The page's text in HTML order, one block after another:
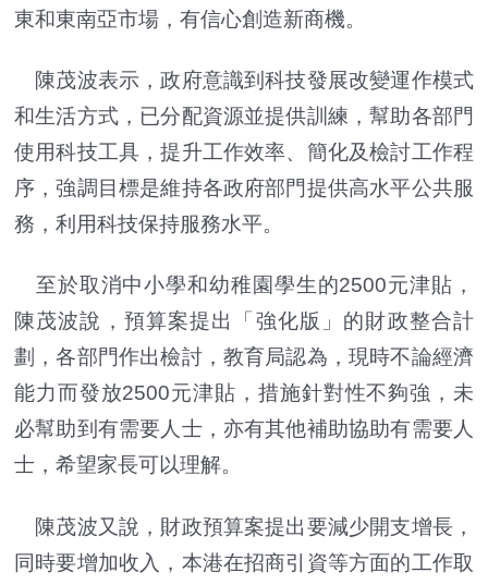
東和東南亞市場，有信心創造新商機。
陳茂波表示，政府意識到科技發展改變運作模式
和生活方式，已分配資源並提供訓練，幫助各部門
使用科技工具，提升工作效率、簡化及檢討工作程
序，強調目標是維持各政府部門提供高水平公共服
務，利用科技保持服務水平。
至於取消中小學和幼稚園學生的2500元津貼，
陳茂波說，預算案提出「強化版」的財政整合計
劃，各部門作出檢討，教育局認為，現時不論經濟
能力而發放2500元津貼，措施針對性不夠強，未
必幫助到有需要人士，亦有其他補助協助有需要人
士，希望家長可以理解。
陳茂波又說，財政預算案提出要減少開支增長，
同時要增加收入，本港在招商引資等方面的工作取